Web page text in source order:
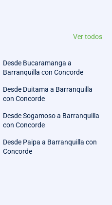
Ver todos
Desde Bucaramanga a
Barranquilla con Concorde
Desde Duitama a Barranquilla
con Concorde
Desde Sogamoso a Barranquilla
con Concorde
Desde Paipa a Barranquilla con
Concorde